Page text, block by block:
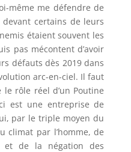
même me défendre de
certains de leurs
étaient souvent les
pas mécontent d’avoir
défauts dès 2019 dans
arc-en-ciel. Il faut
rôle réel d’un Poutine
est une entreprise de
par le triple moyen du
climat par l’homme, de
et de la négation des